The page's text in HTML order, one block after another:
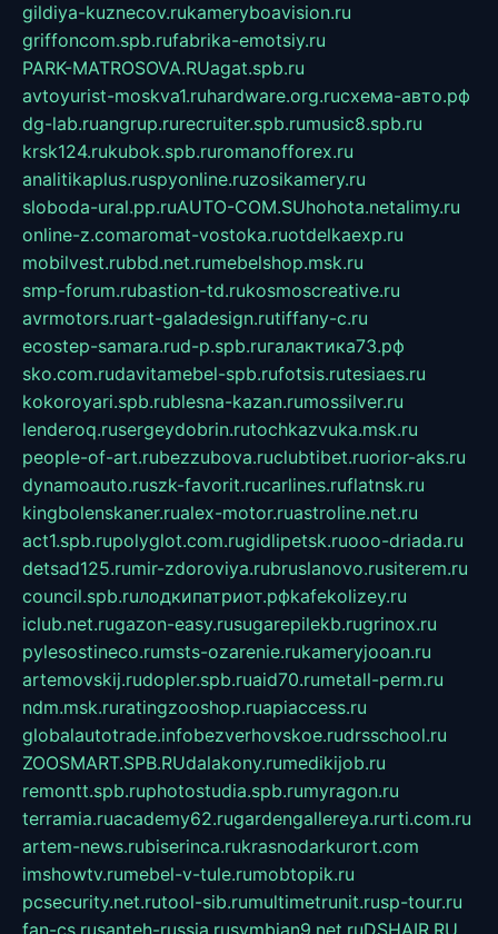
gildiya-kuznecov.rukameryboavision.ru
griffoncom.spb.rufabrika-emotsiy.ru
PARK-MATROSOVA.RUagat.spb.ru
avtoyurist-moskva1.ruhardware.org.ruсхема-авто.рф
dg-lab.ruangrup.rurecruiter.spb.rumusic8.spb.ru
krsk124.rukubok.spb.ruromanofforex.ru
analitikaplus.ruspyonline.ruzosikamery.ru
sloboda-ural.pp.ruAUTO-COM.SUhohota.netalimy.ru
online-z.comaromat-vostoka.ruotdelkaexp.ru
mobilvest.rubbd.net.rumebelshop.msk.ru
smp-forum.rubastion-td.rukosmoscreative.ru
avrmotors.ruart-galadesign.rutiffany-c.ru
ecostep-samara.rud-p.spb.ruгалактика73.рф
sko.com.rudavitamebel-spb.rufotsis.rutesiaes.ru
kokoroyari.spb.rublesna-kazan.rumossilver.ru
lenderoq.rusergeydobrin.rutochkazvuka.msk.ru
people-of-art.rubezzubova.ruclubtibet.ruorior-aks.ru
dynamoauto.ruszk-favorit.rucarlines.ruflatnsk.ru
kingbolenskaner.rualex-motor.ruastroline.net.ru
act1.spb.rupolyglot.com.rugidlipetsk.ruooo-driada.ru
detsad125.rumir-zdoroviya.rubruslanovo.rusiterem.ru
council.spb.ruлодкипатриот.рфkafekolizey.ru
iclub.net.rugazon-easy.rusugarepilekb.rugrinox.ru
pylesostineco.rumsts-ozarenie.rukameryjooan.ru
artemovskij.rudopler.spb.ruaid70.rumetall-perm.ru
ndm.msk.ruratingzooshop.ruapiaccess.ru
globalautotrade.infobezverhovskoe.rudrsschool.ru
ZOOSMART.SPB.RUdalakony.rumedikijob.ru
remontt.spb.ruphotostudia.spb.rumyragon.ru
terramia.ruacademy62.rugardengallereya.rurti.com.ru
artem-news.rubiserinca.rukrasnodarkurort.com
imshowtv.rumebel-v-tule.rumobtopik.ru
pcsecurity.net.rutool-sib.rumultimetrunit.rusp-tour.ru
fan-cs.rusanteh-russia.rusymbian9.net.ruDSHAIR.RU